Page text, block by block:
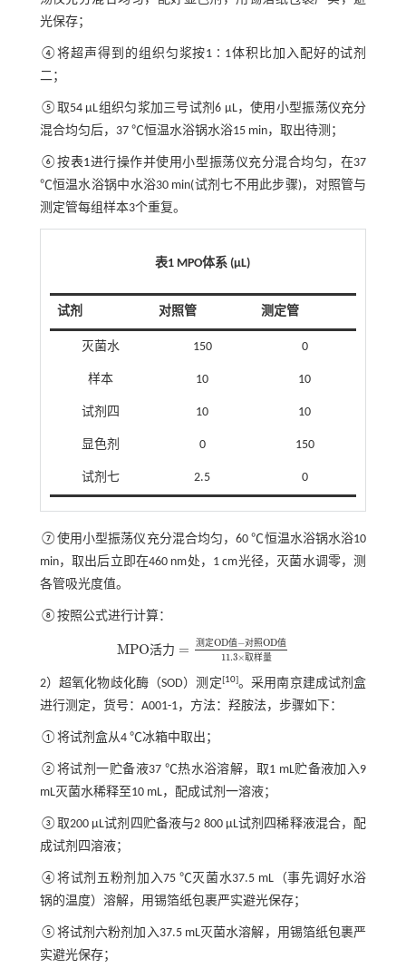
光保存；
④将超声得到的组织匀浆按1∶1体积比加入配好的试剂
二；
⑤取54 μL组织匀浆加三号试剂6 μL，使用小型振荡仪充分
混合均匀后，37 ℃恒温水浴锅水浴15 min，取出待测；
⑥按表1进行操作并使用小型振荡仪充分混合均匀，在37
℃恒温水浴锅中水浴30 min(试剂七不用此步骤)，对照管与
测定管每组样本3个重复。
表1 MPO体系 (μL)
试剂 对照管 测定管
灭菌水 150 0
样本 10 10
试剂四 10 10
显色剂 0 150
试剂七 2.5 0
⑦使用小型振荡仪充分混合均匀，60 ℃恒温水浴锅水浴10
min，取出后立即在460 nm处，1 cm光径，灭菌水调零，测
各管吸光度值。
⑧按照公式进行计算：
MPO活力 = 测定OD值−对照OD值
11.3×取样量
MPO活力=测定 值-对照OD
2）超氧化物歧化酶（SOD）测定[10]。采用南京建成试剂盒
进行测定，货号：A001-1，方法：羟胺法，步骤如下：
①将试剂盒从4 ℃冰箱中取出；
②将试剂一贮备液37 ℃热水浴溶解，取1 mL贮备液加入9
mL灭菌水稀释至10 mL，配成试剂一溶液；
③取200 μL试剂四贮备液与2 800 μL试剂四稀释液混合，配
成试剂四溶液；
④将试剂五粉剂加入75 ℃灭菌水37.5 mL（事先调好水浴
锅的温度）溶解，用锡箔纸包裹严实避光保存；
⑤将试剂六粉剂加入37.5 mL灭菌水溶解，用锡箔纸包裹严
实避光保存；